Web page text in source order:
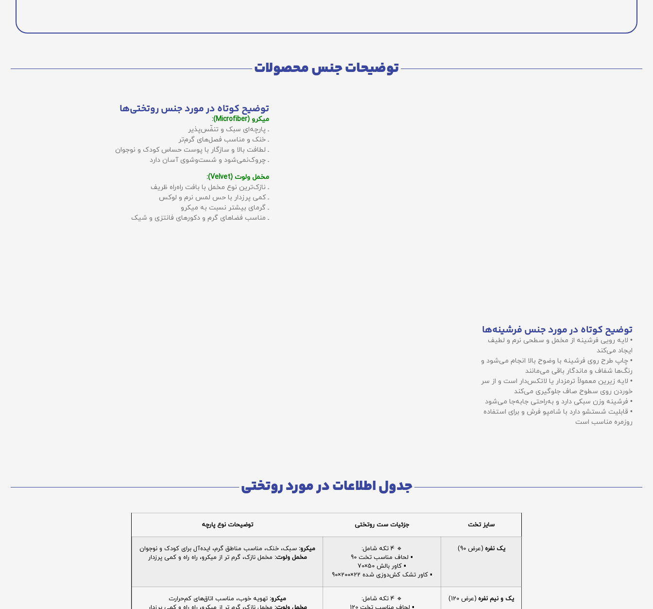
توضیحات جنس محصولات
توضیح کوتاه در مورد جنس روتختی‌ها
میکرو (Microfiber):
ـ پارچه‌ای سبک و تنفّس‌پذیر
ـ خنک و مناسب فصل‌های گرم‌تر
ـ لطافت بالا و سازگار با پوست حساس کودک و نوجوان
ـ چروک‌نمی‌شود و شست‌وشوی آسان دارد
مخمل ولوت (Velvet):
ـ نازک‌ترین نوع مخمل با بافت راه‌راه ظریف
ـ کمی پرزدار با حس لمس نرم و لوکس
ـ گرمای بیشتر نسبت به میکرو
ـ مناسب فضاهای گرم و دکورهای فانتزی و شیک
توضیح کوتاه در مورد جنس فرشینه‌ها
• لایه رویی فرشینه از مخمل و سطحی نرم و لطیف
ایجاد می‌کند
• چاپ طرح روی فرشینه با وضوح بالا انجام می‌شود و
رنگ‌ها شفاف و ماندگار باقی می‌مانند
• لایه زیرین معمولاً ترمزدار یا لاتکس‌دار است و از سر
خوردن روی سطوح صاف جلوگیری می‌کند
• فرشینه وزن سبکی دارد و به‌راحتی جابه‌جا می‌شود
• قابلیت شستشو دارد با شامپو فرش و برای استفاده
روزمره مناسب است
جدول اطلاعات در مورد روتختی
سایز تخت جزئیات ست روتختی توضیحات نوع پارچه
یک نفره (عرض 90)
🔹 4 تکه شامل:
▪️ لحاف مناسب تخت 90
▪️ کاور بالش 50×70
▪️ کاور تشک کش‌دوزی شده 22×200×90
میکرو: سبک، خنک، مناسب مناطق گرم، ایده‌آل برای کودک و نوجوان
مخمل ولوت: مخمل نازک، گرم تر از میکرو، راه راه و کمی پرزدار
یک و نیم نفره (عرض 120)
🔹 4 تکه شامل:
میکرو: تهویه خوب، مناسب اتاق‌های کم‌حرارت